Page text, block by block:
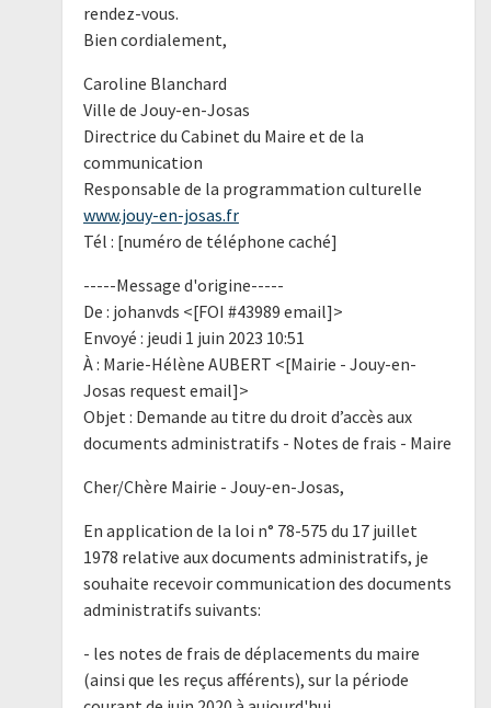
rendez-vous.
Bien cordialement,
Caroline Blanchard
Ville de Jouy-en-Josas
Directrice du Cabinet du Maire et de la
communication
Responsable de la programmation culturelle
www.jouy-en-josas.fr
Tél : [numéro de téléphone caché]
-----Message d'origine-----
De : johanvds <[FOI #43989 email]>
Envoyé : jeudi 1 juin 2023 10:51
À : Marie-Hélène AUBERT <[Mairie - Jouy-en-
Josas request email]>
Objet : Demande au titre du droit d’accès aux
documents administratifs - Notes de frais - Maire
Cher/Chère Mairie - Jouy-en-Josas,
En application de la loi n° 78-575 du 17 juillet
1978 relative aux documents administratifs, je
souhaite recevoir communication des documents
administratifs suivants:
- les notes de frais de déplacements du maire
(ainsi que les reçus afférents), sur la période